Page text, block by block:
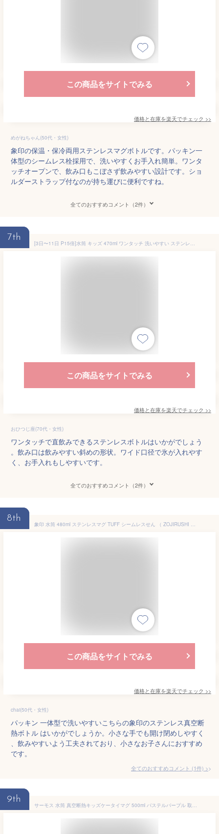
この商品をサイトでみる
価格と在庫を楽天でチェック >>
めがねちゃん(50代・女性)
象印の保温・保冷両用ステンレスマグボトルです。パッキン一
体型のシームレス栓採用で、洗いやすくお手入れ簡単。ワンタ
ッチオープンで、飲み口もこぼさず飲みやすい設計です。ショ
ルダーストラップ付なのが持ち運びに便利ですね。
全てのおすすめコメント（2件）
7th
[3日〜11日 P15倍]水筒 キッズ 470ml ワンタッチ 洗いやすい ステンレス 男の子 女の子 幼稚園 カバー付き ショルダー ベルト 直のみ 直飲み スケーター KSDC4 【保冷 紐付き 恐竜 ディノサウルス アウトドア 男子 女子 ボトル ステンレスボトル 子供 子ども ピンク】
この商品をサイトでみる
価格と在庫を楽天でチェック >>
おひつじ座(70代・女性)
ワンタッチで直飲みできるステンレスボトルはいかがでしょう
。飲み口は飲みやすい斜めの形状。ワイド口径で氷が入れやす
く、お手入れもしやすいです。
全てのおすすめコメント（2件）
8th
象印 水筒 480ml ステンレスマグ TUFF シームレスせん （ ZOJIRUSHI 直飲み 保温 保冷 スポーツドリンク対応 マグボトル パッキン一体 直のみ スポーツ飲料対応 洗いやすい ステンレス ステンレスボトル 魔法瓶 ）【3980円以上送料無料】
この商品をサイトでみる
価格と在庫を楽天でチェック >>
chai(50代・女性)
パッキン 一体型で洗いやすいこちらの象印のステンレス真空断
熱ボトル はいかがでしょうか。小さな手でも開け閉めしやすく
、飲みやすいよう工夫されており、小さなお子さんにおすすめ
です。
全てのおすすめコメント (1件) >
9th
サーモス 水筒 真空断熱キッズケータイマグ 500ml パステルパープル 取りはずしできるストラップ 肩に優しいショルダーパット付き 子供用 通園通学 JOI-501 PPL